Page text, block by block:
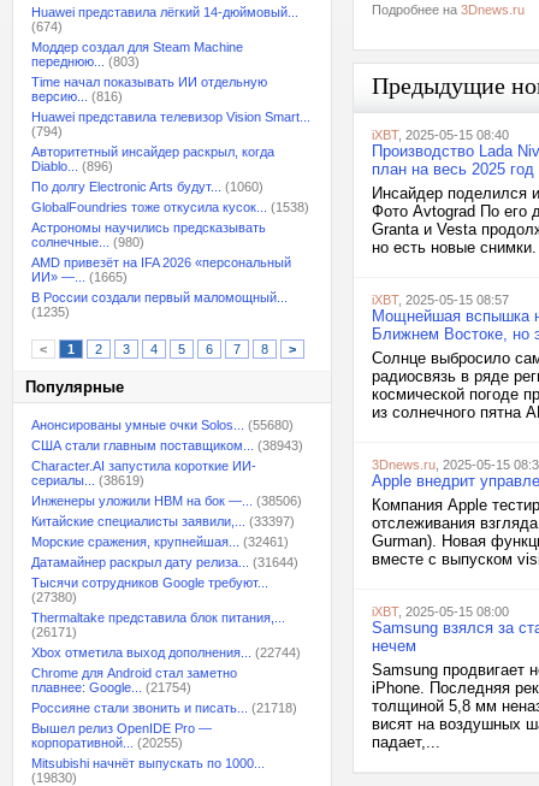
Huawei представила лёгкий 14-дюймовый...
(674)
Моддер создал для Steam Machine
переднюю...
(803)
Time начал показывать ИИ отдельную
версию...
(816)
Huawei представила телевизор Vision Smart...
(794)
Авторитетный инсайдер раскрыл, когда
Diablo...
(896)
По долгу Electronic Arts будут...
(1060)
GlobalFoundries тоже откусила кусок...
(1538)
Астрономы научились предсказывать
солнечные...
(980)
AMD привезёт на IFA 2026 «персональный
ИИ» —...
(1665)
В России создали первый маломощный...
(1235)
< 1 2 3 4 5 6 7 8 >
Популярные
Анонсированы умные очки Solos...
(55680)
США стали главным поставщиком...
(38943)
Character.AI запустила короткие ИИ-
сериалы...
(38619)
Инженеры уложили HBM на бок —...
(38506)
Китайские специалисты заявили,...
(33397)
Морские сражения, крупнейшая...
(32461)
Датамайнер раскрыл дату релиза...
(31644)
Тысячи сотрудников Google требуют...
(27380)
Thermaltake представила блок питания,...
(26171)
Xbox отметила выход дополнения...
(22744)
Chrome для Android стал заметно
плавнее: Google...
(21754)
Россияне стали звонить и писать...
(21718)
Вышел релиз OpenIDE Pro —
корпоративной...
(20255)
Mitsubishi начнёт выпускать по 1000...
(19830)
Подробнее на 3Dnews.ru
Предыдущие
iXBT, 2025-05-15 08:40
Производство Lada
план на весь 2025 год
Инсайдер поделился
Фото Avtograd По его
Granta и Vesta
но есть новые
iXBT, 2025-05-15 08:57
Мощнейшая вспышка
Ближнем Востоке, но
Солнце выбросило
радиосвязь в ряде
космической погоде
из солнечного пятна
3Dnews.ru , 2025-05-15
Apple внедрит
Компания Apple
отслеживания
Gurman). Новая
вместе с выпуском
iXBT, 2025-05-15 08:00
Samsung взялся за
нечем
Samsung продвигает
iPhone. Последняя
толщиной 5,8 мм
висят на воздушных
падает,...